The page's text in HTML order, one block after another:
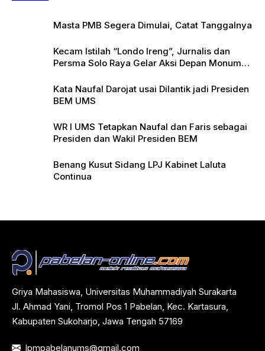
Masta PMB Segera Dimulai, Catat Tanggalnya
Kecam Istilah “Londo Ireng”, Jurnalis dan
Persma Solo Raya Gelar Aksi Depan Monumen
Kata Naufal Darojat usai Dilantik jadi Presiden
BEM UMS
WR I UMS Tetapkan Naufal dan Faris sebagai
Presiden dan Wakil Presiden BEM
Benang Kusut Sidang LPJ Kabinet Laluta
Continua
Griya Mahasiswa, Universitas Muhammadiyah Surakarta
Jl. Ahmad Yani, Tromol Pos 1 Pabelan, Kec. Kartasura,
Kabupaten Sukoharjo, Jawa Tengah 57169
lpmpabelanums@gmail.com